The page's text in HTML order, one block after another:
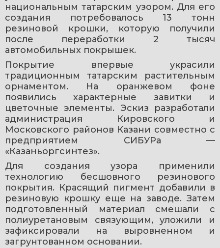
национальным татарским узором. Для его
создания потребовалось 13 тонн
резиновой крошки, которую получили
после переработки 2 тысяч
автомобильных покрышек.
Покрытие впервые украсили
традиционным татарским растительным
орнаментом. На оранжевом фоне
появились характерные завитки и
цветочные элементы. Эскиз разработали
администрация Кировского и
Московского районов Казани совместно с
предприятием СИБУРа —
«Казаньоргсинтез».
Для создания узора применили
технологию бесшовного резинового
покрытия. Красящий пигмент добавили в
резиновую крошку еще на заводе. Затем
подготовленный материал смешали с
полиуретановым связующим, уложили и
зафиксировали на выровненном и
загрунтованном основании.